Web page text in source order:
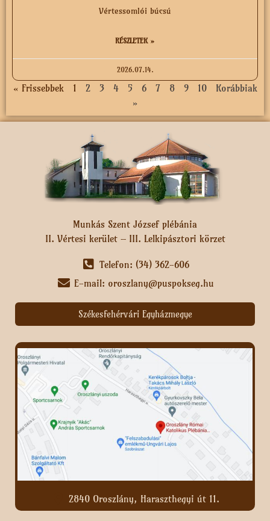
Vértessomlói búcsú
RÉSZLETEK »
2026.07.14.
« Frissebbek 1 2 3 4 5 6 7 8 9 10
Korábbiak
»
Munkás Szent József plébánia
II. Vértesi kerület – III. Lelkipásztori körzet
Telefon: (34) 362-606
E-mail: oroszlany@puspokseg.hu
Székesfehérvári Egyházmegye
2840 Oroszlány, Haraszthegyi út 11.